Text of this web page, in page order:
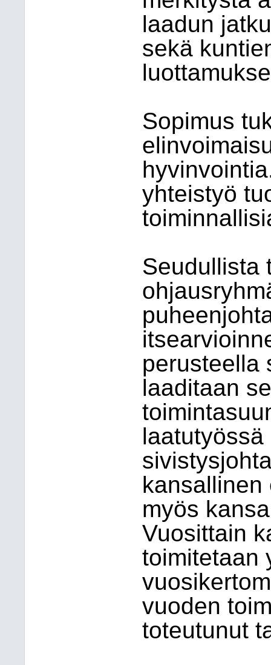
laadun
sekä
Sopimus
yhteistyö
Seudullista
perusteella
laaditaan
kansallinen
myös
Vuosittain
toimitetaan
vuoden
toteutunut